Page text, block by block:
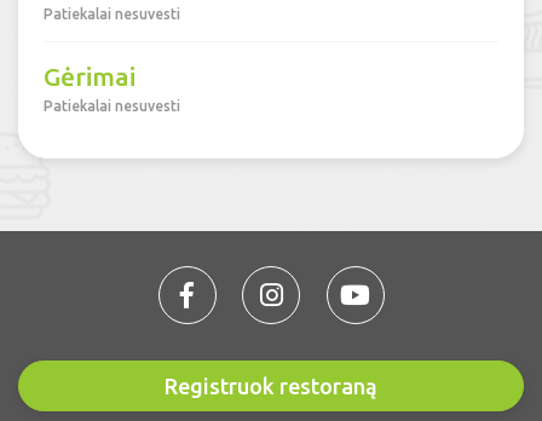
Patiekalai nesuvesti
Gėrimai
Patiekalai nesuvesti
Registruok restoraną